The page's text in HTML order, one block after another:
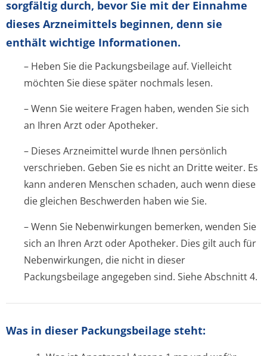
sorgfältig durch, bevor Sie mit der Einnahme
dieses Arzneimittels beginnen, denn sie
enthält wichtige Informationen.
– Heben Sie die Packungsbeilage auf. Vielleicht
möchten Sie diese später nochmals lesen.
– Wenn Sie weitere Fragen haben, wenden Sie sich
an Ihren Arzt oder Apotheker.
– Dieses Arzneimittel wurde Ihnen persönlich
verschrieben. Geben Sie es nicht an Dritte weiter. Es
kann anderen Menschen schaden, auch wenn diese
die gleichen Beschwerden haben wie Sie.
– Wenn Sie Nebenwirkungen bemerken, wenden Sie
sich an Ihren Arzt oder Apotheker. Dies gilt auch für
Nebenwirkungen, die nicht in dieser
Packungsbeilage angegeben sind. Siehe Abschnitt 4.
Was in dieser Packungsbeilage steht: